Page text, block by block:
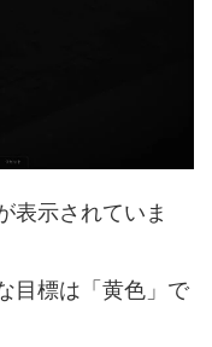
表示されていま
目標は「黄色」で